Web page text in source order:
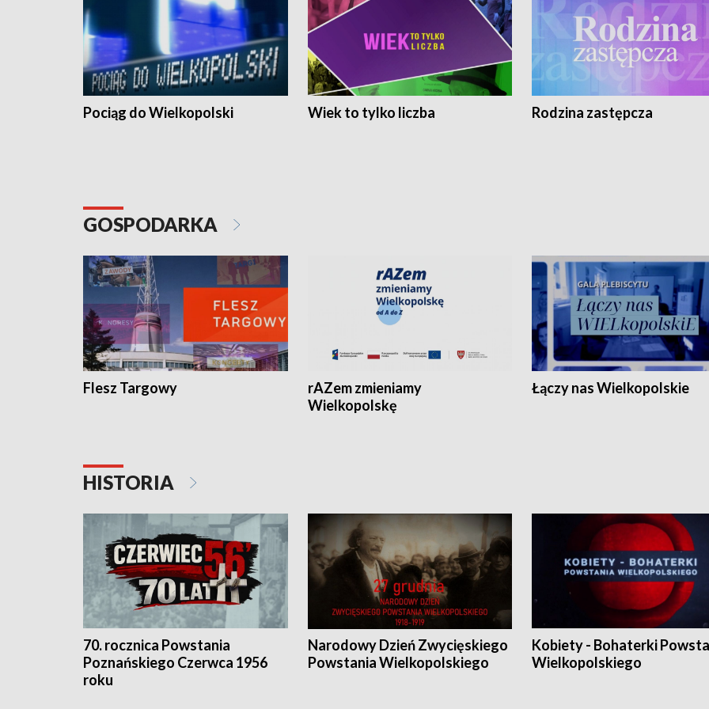
Pociąg do Wielkopolski Wiek to tylko liczba Rodzina zastępcza
GOSPODARKA
Flesz Targowy
rAZem zmieniamy
Wielkopolskę
Łączy nas Wielkopolskie
HISTORIA
70. rocznica Powstania
Poznańskiego Czerwca 1956
roku
Narodowy Dzień Zwycięskiego
Powstania Wielkopolskiego
Kobiety - Bohaterki
Wielkopolskiego